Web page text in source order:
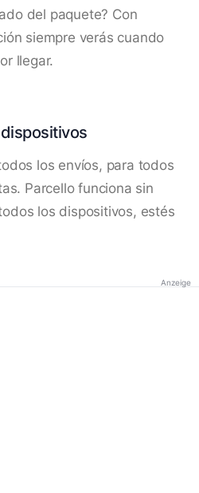
del paquete? Con
siempre verás cuando
llegar.
los envíos, para todos
Parcello funciona sin
los dispositivos, estés
Anzeige